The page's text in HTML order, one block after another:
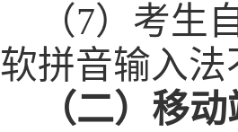
（7）考生
软拼音输入
（二）移